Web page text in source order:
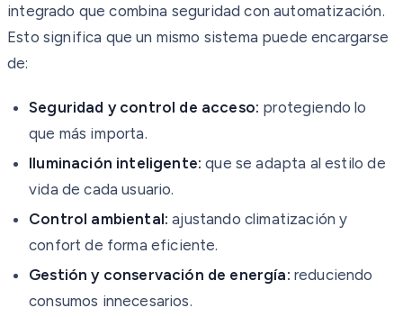
integrado que combina seguridad con automatización.
Esto significa que un mismo sistema puede encargarse
de:
Seguridad y control de acceso: protegiendo lo
que más importa.
Iluminación inteligente: que se adapta al estilo de
vida de cada usuario.
Control ambiental: ajustando climatización y
confort de forma eficiente.
Gestión y conservación de energía: reduciendo
consumos innecesarios.